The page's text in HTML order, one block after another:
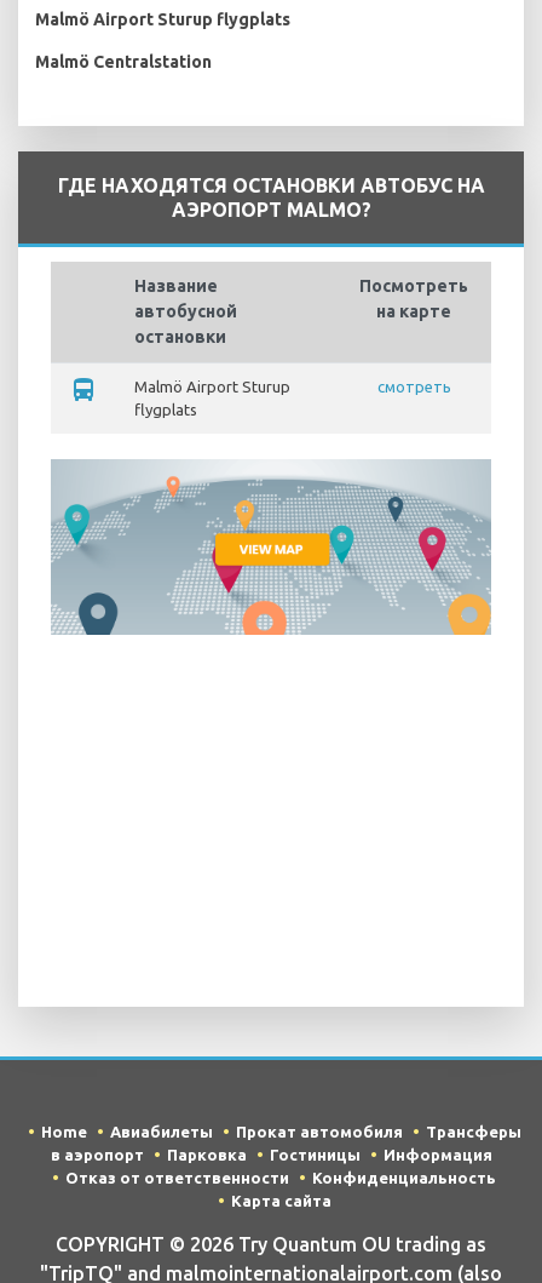
Malmö Airport Sturup flygplats
Malmö Centralstation
ГДЕ НАХОДЯТСЯ ОСТАНОВКИ АВТОБУС НА
АЭРОПОРТ MALMO?
Название
автобусной
остановки
Посмотреть
на карте
directions_bus
Malmö Airport Sturup
flygplats
смотреть
Home Авиабилеты Прокат автомобиля
Трансферы
в аэропорт
Парковка Гостиницы
Информация
Отказ от ответственности
Конфиденциальность
Карта сайта
COPYRIGHT © 2026 Try Quantum OU trading as
"TripTQ" and malmointernationalairport.com (also